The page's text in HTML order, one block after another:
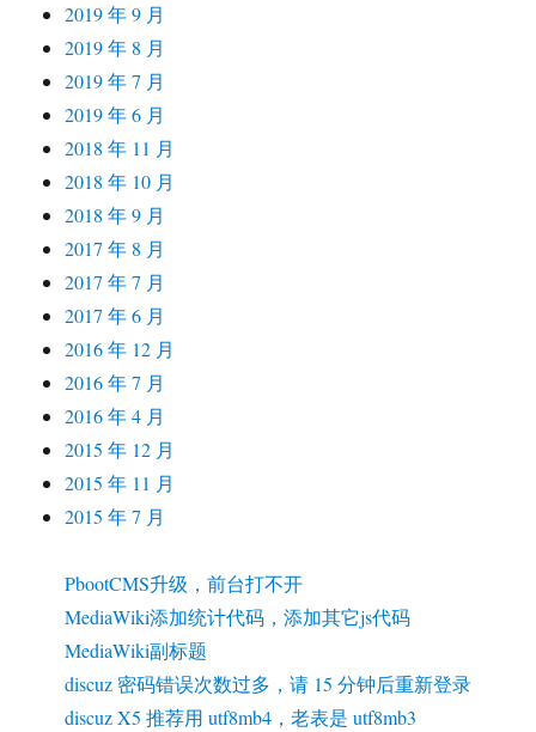
2019 年 9 月
2019 年 8 月
2019 年 7 月
2019 年 6 月
2018 年 11 月
2018 年 10 月
2018 年 9 月
2017 年 8 月
2017 年 7 月
2017 年 6 月
2016 年 12 月
2016 年 7 月
2016 年 4 月
2015 年 12 月
2015 年 11 月
2015 年 7 月
PbootCMS升级，前台打不开
MediaWiki添加统计代码，添加其它js代码
MediaWiki副标题
discuz 密码错误次数过多，请 15 分钟后重新登录
discuz X5 推荐用 utf8mb4，老表是 utf8mb3